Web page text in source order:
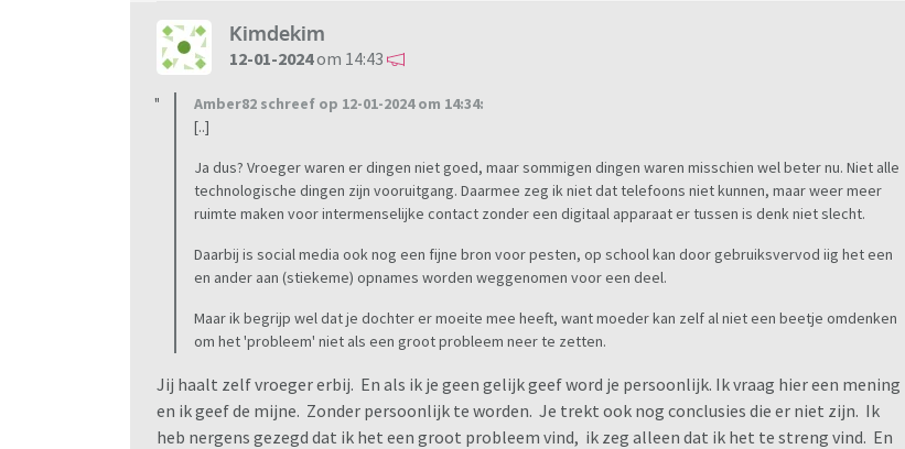
Kimdekim
12-01-2024om 14:43
Amber82 schreef op 12-01-2024 om 14:34:
[..]
Ja dus? Vroeger waren er dingen niet goed, maar sommigen dingen waren misschien wel beter nu. Niet alle
technologische dingen zijn vooruitgang. Daarmee zeg ik niet dat telefoons niet kunnen, maar weer meer
ruimte maken voor intermenselijke contact zonder een digitaal apparaat er tussen is denk niet slecht.
Daarbij is social media ook nog een fijne bron voor pesten, op school kan door gebruiksvervod iig het een
en ander aan (stiekeme) opnames worden weggenomen voor een deel.
Maar ik begrijp wel dat je dochter er moeite mee heeft, want moeder kan zelf al niet een beetje omdenken
om het 'probleem' niet als een groot probleem neer te zetten.
Jij haalt zelf vroeger erbij. En als ik je geen gelijk geef word je persoonlijk. Ik vraag hier een mening
en ik geef de mijne. Zonder persoonlijk te worden. Je trekt ook nog conclusies die er niet zijn. Ik
heb nergens gezegd dat ik het een groot probleem vind, ik zeg alleen dat ik het te streng vind. En